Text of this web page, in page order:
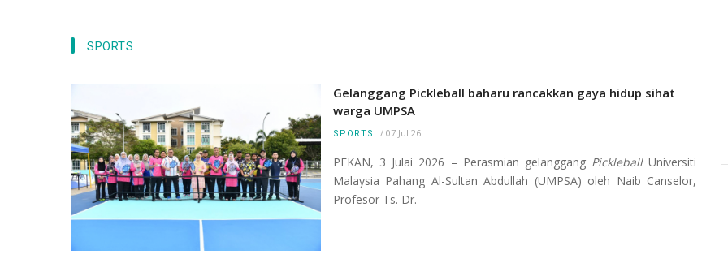
SPORTS
Gelanggang Pickleball baharu rancakkan gaya hidup sihat
warga UMPSA
SPORTS / 07 Jul 26
PEKAN, 3 Julai 2026 – Perasmian gelanggang PickleballUniversiti
Malaysia Pahang Al-Sultan Abdullah (UMPSA) oleh Naib Canselor,
Profesor Ts. Dr.
udara bangunan
dan Masjid
Menara Jam yang merupakan simbolik kepada
(UMP) ini terletak di kampus Pekan. Ia mulai dibina
pada 3 Ogos 2016 dan siap sepenuhnya pada 25
November 2016.
Keindahan pokok Tecoma yang berwarna merah
seolah-olah berada di negara Jepun yang terkenal